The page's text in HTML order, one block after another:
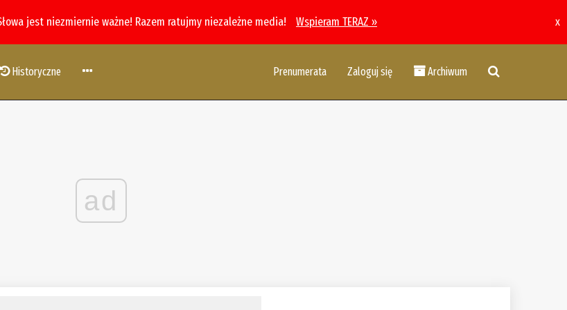
jest niezmiernie ważne! Razem ratujmy niezależne media! Wspieram TERAZ » x
Historyczne Prenumerata Zaloguj się Archiwum
ad